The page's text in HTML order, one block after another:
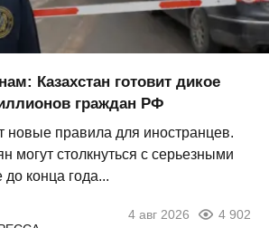
Казахстан готовит дикое
граждан РФ
новые правила для иностранцев.
могут столкнуться с серьезными
конца года...
4 авг 2026 4 902